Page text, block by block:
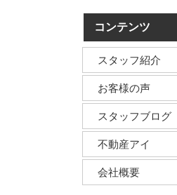
コンテンツ
スタッフ紹介
お客様の声
スタッフブログ
不動産アイ
会社概要